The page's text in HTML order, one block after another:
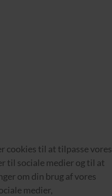
cookies til at tilpasse vores
til sociale medier og til at
om din brug af vores
medier,